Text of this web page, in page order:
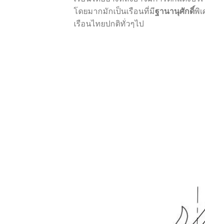
โดยมากมักเป็นเรือนที่มีฐานานุศักดิ์พิ
เรือนไทยปกติทั่วๆไป